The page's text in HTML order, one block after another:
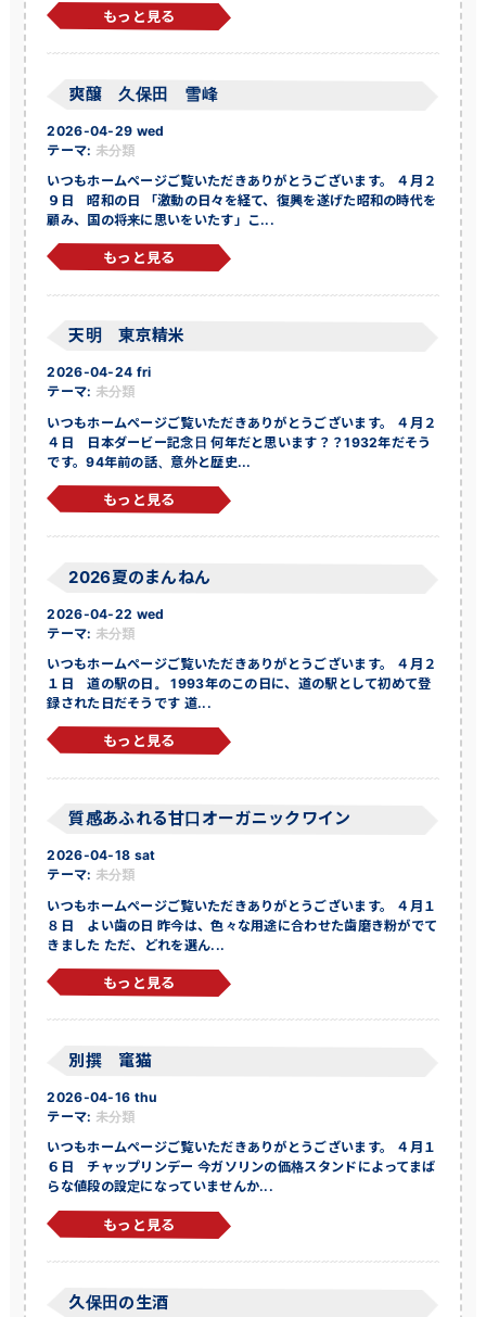
もっと見る
爽醸 久保田 雪峰
2026-04-29 wed
テーマ: 未分類
いつもホームページご覧いただきありがとうございます。 ４月２
９日 昭和の日 「激動の日々を経て、復興を遂げた昭和の時代を
顧み、国の将来に思いをいたす」こ...
もっと見る
天明 東京精米
2026-04-24 fri
テーマ: 未分類
いつもホームページご覧いただきありがとうございます。 ４月２
４日 日本ダービー記念日 何年だと思います？？1932年だそう
です。94年前の話、意外と歴史...
もっと見る
2026夏のまんねん
2026-04-22 wed
テーマ: 未分類
いつもホームページご覧いただきありがとうございます。 ４月２
１日 道の駅の日。 1993年のこの日に、道の駅として初めて登
録された日だそうです 道...
もっと見る
質感あふれる甘口オーガニックワイン
2026-04-18 sat
テーマ: 未分類
いつもホームページご覧いただきありがとうございます。 ４月１
８日 よい歯の日 昨今は、色々な用途に合わせた歯磨き粉がでて
きました ただ、どれを選ん...
もっと見る
別撰 竃猫
2026-04-16 thu
テーマ: 未分類
いつもホームページご覧いただきありがとうございます。 ４月１
６日 チャップリンデー 今ガソリンの価格スタンドによってまば
らな値段の設定になっていませんか...
もっと見る
久保田の生酒